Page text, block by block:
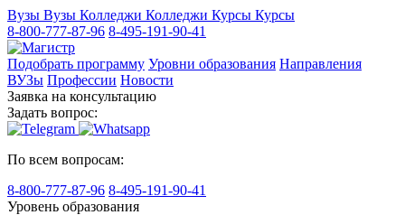
Вузы Вузы Колледжи Колледжи Курсы Курсы
8-800-777-87-96 8-495-191-90-41
Подобрать программу Уровни образования Направления
ВУЗы Профессии Новости
Заявка на консультацию
Задать вопрос:
По всем вопросам:
8-800-777-87-96 8-495-191-90-41
Уровень образования